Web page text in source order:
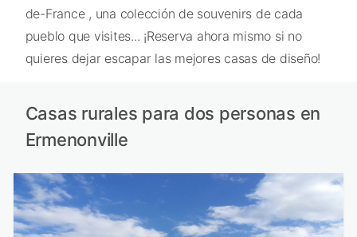
de-France , una colección de souvenirs de cada
pueblo que visites... ¡Reserva ahora mismo si no
quieres dejar escapar las mejores casas de diseño!
Casas rurales para dos personas en
Ermenonville